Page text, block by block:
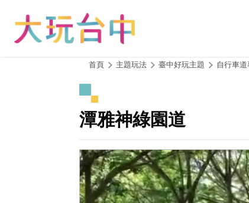
首頁 主題玩法 臺中好玩主題 自行車
潭雅神綠園道